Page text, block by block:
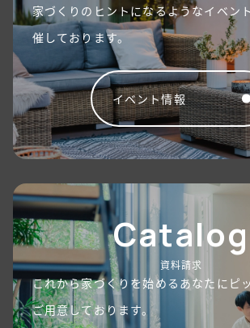
家づくりのヒントになるようなイベン
催しております。
イベント情報
Catalog
資料請求
これから家づくりを始めるあなたにピ
ご用意しております。